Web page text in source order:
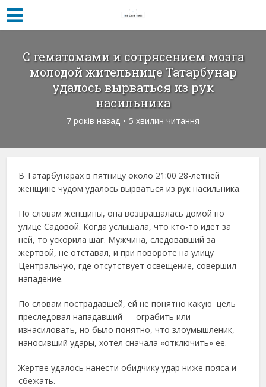
С гематомами и сотрясением мозга
молодой жительнице Татарбунар
удалось вырваться из рук
насильника
7 років назад 5 хвилин читання
В Татарбунарах в пятницу около 21:00 28-летней
женщине чудом удалось вырваться из рук насильника.
По словам женщины, она возвращалась домой по
улице Садовой. Когда услышала, что кто-то идет за
ней, то ускорила шаг. Мужчина, следовавший за
жертвой, не отставал, и при повороте на улицу
Центральную, где отсутствует освещение, совершил
нападение.
По словам пострадавшей, ей не понятно какую цель
преследовал нападавший — ограбить или
изнасиловать, но было понятно, что злоумышленик,
наносивший удары, хотел сначала «отключить» ее.
Жертве удалось нанести обидчику удар ниже пояса и
сбежать.